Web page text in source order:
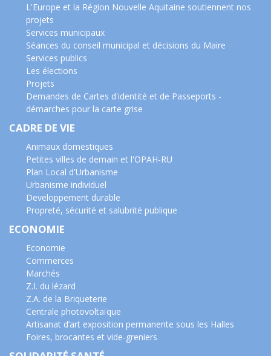
L'Europe et la Région Nouvelle Aquitaine soutiennent nos
projets
Services municipaux
Séances du conseil municipal et décisions du Maire
Services publics
Les élections
Projets
Demandes de Cartes d'identité et de Passeports -
démarches pour la carte grise
CADRE DE VIE
Animaux domestiques
Petites villes de demain et l'OPAH-RU
Plan Local d'Urbanisme
Urbanisme individuel
Developpement durable
Propreté, sécurité et salubrité publique
ECONOMIE
Economie
Commerces
Marchés
Z.I. du lézard
Z.A. de la Briqueterie
Centrale photovoltaïque
Artisanat d’art exposition permanente sous les Halles
Foires, brocantes et vide-greniers